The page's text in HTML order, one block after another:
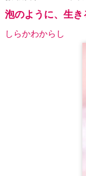
いた。 そんなある日
いう噂を耳にする。
りをつけようと決意
れ、お持ち帰りさ
和で····。ふとし
としていると思わ
しょう？····なら
のように身体を重
くて···。 「君に思
か···。他の男のと
情な長女×チャラい
で優しい幼馴染み
泡のように、生き
しらかわからし